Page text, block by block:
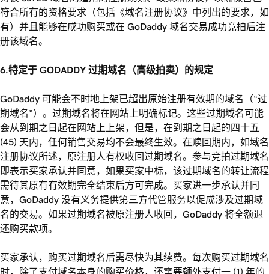
符合所有的资格要求（包括《域名注册协议》中列出的要求，如
有）并且能够在成功购买或在 GoDaddy 域名交易成功竞拍后注
册该域名。
6.特定于 GODADDY 过期域名（高级拍卖）的规定
GoDaddy 可能会不时地上架已超出原始注册有效期的域名（“过
期域名”）。过期域名将在网站上明确标记。这些过期域名可能
会从到期之日起在网站上上架，但是，在到期之日起的四十五
(45) 天内，任何销售交易均不会最终生效。在赎回期内，如域名
注册协议所述，原注册人有权收回过期域名。参与竞拍过期域名
即表示买家承认并同意，如果买家中标，该过期域名的转让流程
需待其原有有效期完全结束后方可完成。买家进一步承认并同
意，GoDaddy 没有义务提供第三方代管服务以促成涉及过期域
名的交易。如果过期域名被原注册人收回，GoDaddy 将全额退
还购买款项。
买家承认，购买过期域名后需尽快为其续费。每次购买过期域名
时，除了支付域名本身的购买价格，还需要额外支付一 (1) 年的